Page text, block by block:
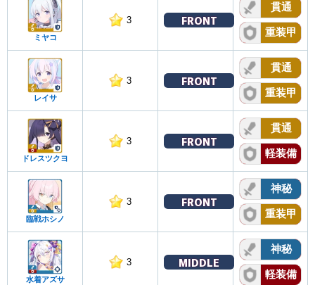
ミヤコ
3 FRONT
貫通
重装甲
レイサ
3 FRONT
貫通
重装甲
ドレスツクヨ
3 FRONT
貫通
軽装備
臨戦ホシノ
3 FRONT
神秘
重装甲
水着アズサ
3 MIDDLE
神秘
軽装備